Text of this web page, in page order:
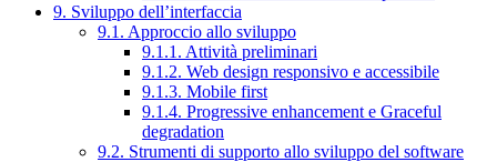
9. Sviluppo dell’interfaccia
9.1. Approccio allo sviluppo
9.1.1. Attività preliminari
9.1.2. Web design responsivo e accessibile
9.1.3. Mobile first
9.1.4. Progressive enhancement e Graceful
degradation
9.2. Strumenti di supporto allo sviluppo del software